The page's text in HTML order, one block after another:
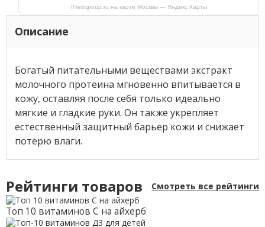
IHerbgroup.ru на карте Москвы — Яндекс Карты
Описание
Богатый питательными веществами экстракт
молочного протеина мгновенно впитывается в
кожу, оставляя после себя только идеально
мягкие и гладкие руки. Он также укрепляет
естественный защитный барьер кожи и снижает
потерю влаги.
Рейтинги товаров Смотреть все рейтинги
Топ 10 витаминов С на айхерб